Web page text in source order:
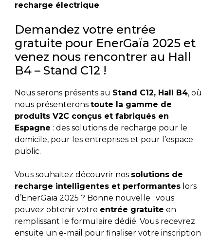
recharge électrique.
Demandez votre entrée
gratuite pour EnerGaïa 2025 et
venez nous rencontrer au Hall
B4 – Stand C12 !
Nous serons présents au Stand C12, Hall B4, où
nous présenterons toute la gamme de
produits V2C conçus et fabriqués en
Espagne : des solutions de recharge pour le
domicile, pour les entreprises et pour l’espace
public.
Vous souhaitez découvrir nos solutions de
recharge intelligentes et performantes lors
d’EnerGaïa 2025 ? Bonne nouvelle : vous
pouvez obtenir votre entrée gratuite en
remplissant le formulaire dédié. Vous recevrez
ensuite un e-mail pour finaliser votre inscription